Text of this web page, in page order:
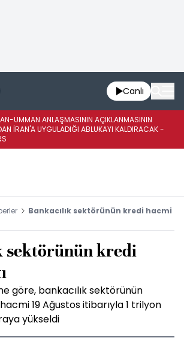
Canlı
UMMAN ANLAŞMASININ AÇIKLANMASININ
İRAN'A UYGULADIĞI ABLUKAYI KALDIRACAK -
Bankacılık sektörünün kredi hacmi
sektörünün kredi
göre, bankacılık sektörünün
19 Ağustos itibarıyla 1 trilyon
yükseldi